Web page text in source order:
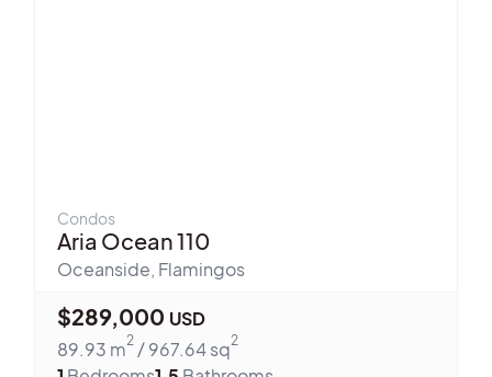
Condos
Aria Ocean 110
Oceanside, Flamingos
$289,000 USD
89.93 m2 /967.64sq2